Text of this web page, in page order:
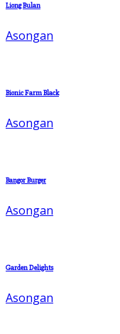
Liong Bulan
Asongan
Bionic Farm Black
Asongan
Bangor Burger
Asongan
Garden Delights
Asongan